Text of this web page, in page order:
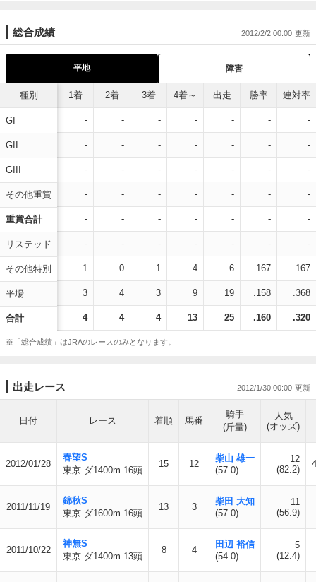
総合成績 2012/2/2 00:00
平地 障害
種別
GI
GII
GIII
その他重賞
重賞合計
リステッド
その他特別
平場
合計
1着 2着 3着 4着～ 出走 勝率 連対率
- - - - - - -
- - - - - - -
- - - - - - -
- - - - - - -
- - - - - - -
- - - - - - -
1 0 1 4 6 .167 .167
3 4 3 9 19 .158 .368
4 4 4 13 25 .160 .320
※「総合成績」はJRAのレースのみとなります。
出走レース 2012/1/30 00:00
日付 レース 着順 馬番
騎手
(斤量)
人気
(オッズ)
2012/01/28
春望S
東京 ダ1400m 16頭
15 12
柴山 雄一
(57.0)
12
(82.2)
2011/11/19
錦秋S
東京 ダ1600m 16頭
13 3
柴田 大知
(57.0)
11
(56.9)
2011/10/22
神無S
東京 ダ1400m 13頭
8 4
田辺 裕信
(54.0)
5
(12.4)